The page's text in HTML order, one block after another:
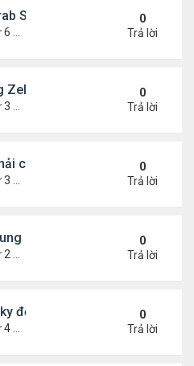
Saudi và UAE từ đồng minh
5:25 pm
0
Trả lời
Zelensky khi hội đàm với ông
4:49 pm
0
Trả lời
có được Greenland
3:11 pm
0
Trả lời
lay niềm tin với luật kiểm
4:16 pm
0
Trả lời
đổi lập trường về bầu cử tổng
5:48 pm
0
Trả lời